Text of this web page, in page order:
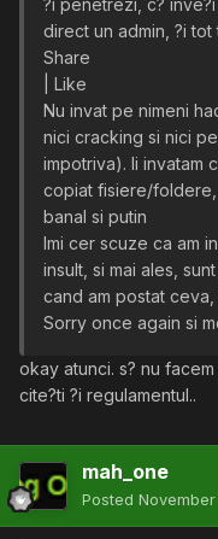
direct un admin, ?i
Share
| Like
Nu invat pe nimeni
nici cracking si nici
impotriva). Ii invatam
copiat fisiere/foldere,
banal si putin
Imi cer scuze ca am
insult, si mai ales,
cand am postat
Sorry once again si
okay atunci. s? nu
cite?ti ?i regulamentul..
mah_one
Posted